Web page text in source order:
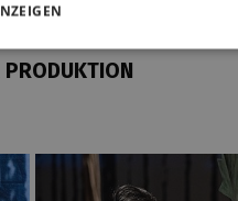
PRODUKTION